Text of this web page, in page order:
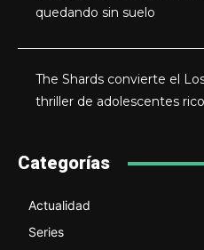
quedando sin suelo
The Shards convierte el
thriller de adolescentes
Categorías
Actualidad
Series